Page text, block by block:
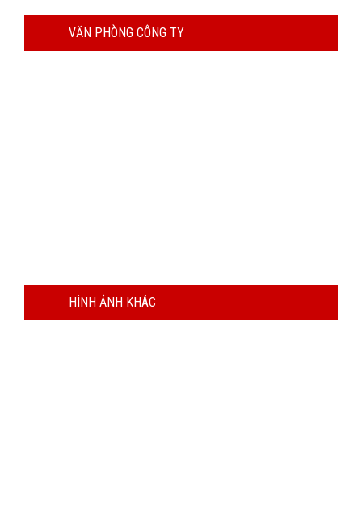
VĂN PHÒNG CÔNG TY
HÌNH ẢNH KHÁC